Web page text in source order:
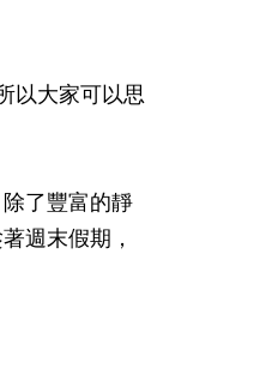
以大家可以思
了豐富的靜
週末假期，